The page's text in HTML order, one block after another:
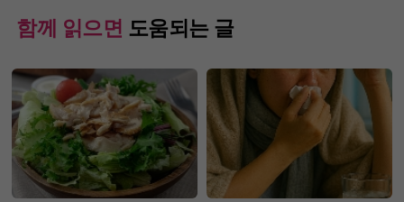
함께 읽으면 도움되는 글